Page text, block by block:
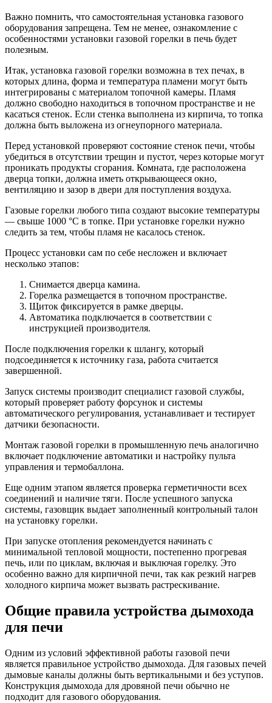
Важно помнить, что самостоятельная установка газового
оборудования запрещена. Тем не менее, ознакомление с
особенностями установки газовой горелки в печь будет
полезным.
Итак, установка газовой горелки возможна в тех печах, в
которых длина, форма и температура пламени могут быть
интегрированы с материалом топочной камеры. Пламя
должно свободно находиться в топочном пространстве и не
касаться стенок. Если стенка выполнена из кирпича, то топка
должна быть выложена из огнеупорного материала.
Перед установкой проверяют состояние стенок печи, чтобы
убедиться в отсутствии трещин и пустот, через которые могут
проникать продукты сгорания. Комната, где расположена
дверца топки, должна иметь открывающееся окно,
вентиляцию и зазор в двери для поступления воздуха.
Газовые горелки любого типа создают высокие температуры
— свыше 1000 °C в топке. При установке горелки нужно
следить за тем, чтобы пламя не касалось стенок.
Процесс установки сам по себе несложен и включает
несколько этапов:
Снимается дверца камина.
Горелка размещается в топочном пространстве.
Щиток фиксируется в рамке дверцы.
Автоматика подключается в соответствии с
инструкцией производителя.
После подключения горелки к шлангу, который
подсоединяется к источнику газа, работа считается
завершенной.
Запуск системы производит специалист газовой службы,
который проверяет работу форсунок и системы
автоматического регулирования, устанавливает и тестирует
датчики безопасности.
Монтаж газовой горелки в промышленную печь аналогично
включает подключение автоматики и настройку пульта
управления и термобаллона.
Еще одним этапом является проверка герметичности всех
соединений и наличие тяги. После успешного запуска
системы, газовщик выдает заполненный контрольный талон
на установку горелки.
При запуске отопления рекомендуется начинать с
минимальной тепловой мощности, постепенно прогревая
печь, или по циклам, включая и выключая горелку. Это
особенно важно для кирпичной печи, так как резкий нагрев
холодного кирпича может вызвать растрескивание.
Общие правила устройства дымохода
для печи
Одним из условий эффективной работы газовой печи
является правильное устройство дымохода. Для газовых печей
дымовые каналы должны быть вертикальными и без уступов.
Конструкция дымохода для дровяной печи обычно не
подходит для газового оборудования.